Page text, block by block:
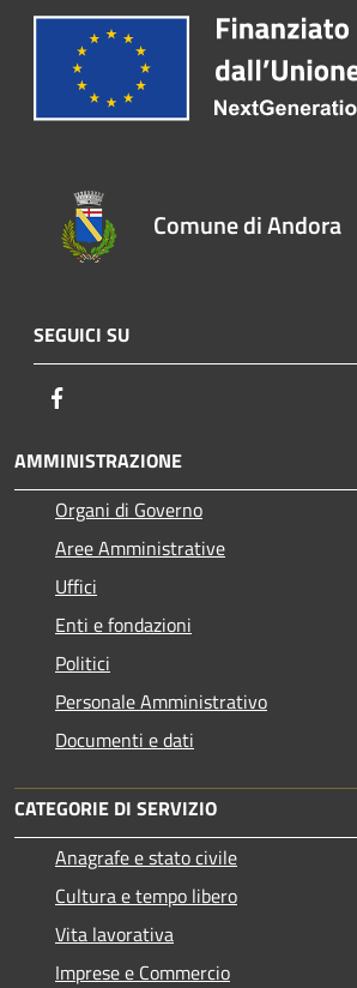
Comune di Andora
SEGUICI SU
AMMINISTRAZIONE
Organi di Governo
Aree Amministrative
Uffici
Enti e fondazioni
Politici
Personale Amministrativo
Documenti e dati
CATEGORIE DI SERVIZIO
Anagrafe e stato civile
Cultura e tempo libero
Vita lavorativa
Imprese e Commercio